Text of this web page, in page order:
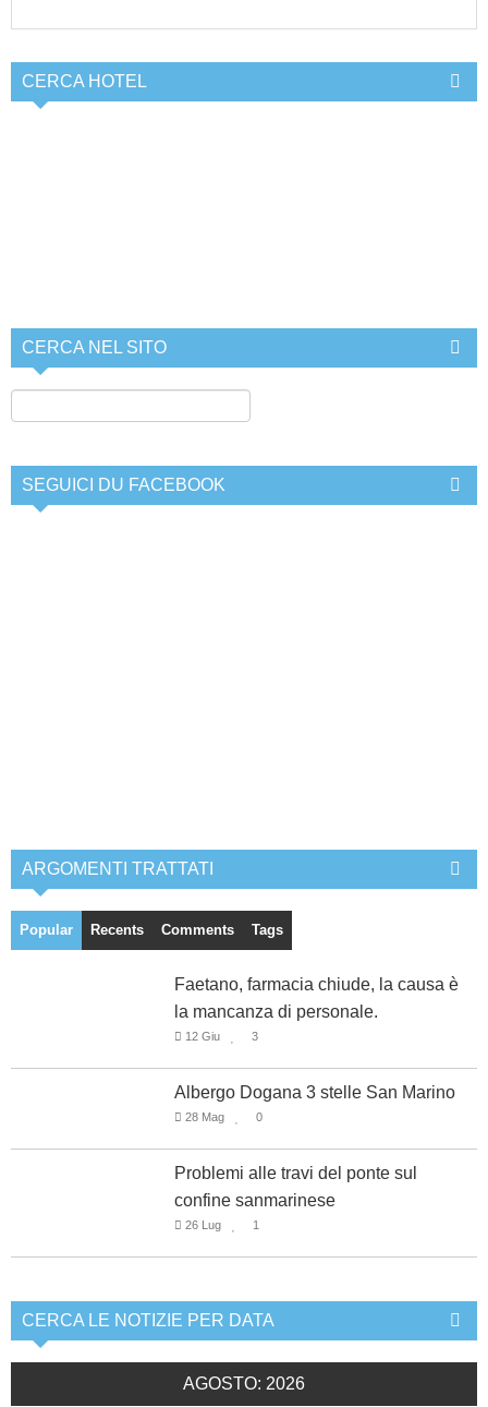
CERCA HOTEL
CERCA NEL SITO
SEGUICI DU FACEBOOK
ARGOMENTI TRATTATI
Popular Recents Comments Tags
Faetano, farmacia chiude, la causa è
la mancanza di personale.
12 Giu 3
Albergo Dogana 3 stelle San Marino
28 Mag 0
Problemi alle travi del ponte sul
confine sanmarinese
26 Lug 1
CERCA LE NOTIZIE PER DATA
AGOSTO: 2026